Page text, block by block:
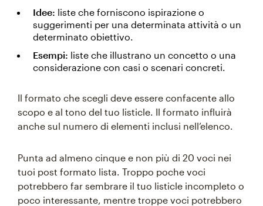
Idee: liste che forniscono ispirazione o
suggerimenti per una determinata attività o un
determinato obiettivo.
Esempi: liste che illustrano un concetto o una
considerazione con casi o scenari concreti.
Il formato che scegli deve essere confacente allo
scopo e al tono del tuo listicle. Il formato influirà
anche sul numero di elementi inclusi nell’elenco.
Punta ad almeno cinque e non più di 20 voci nei
tuoi post formato lista. Troppo poche voci
potrebbero far sembrare il tuo listicle incompleto o
poco interessante, mentre troppe voci potrebbero